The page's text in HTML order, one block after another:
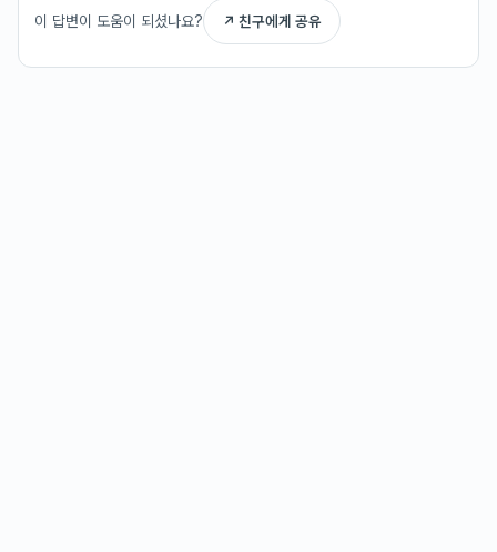
이 답변이 도움이 되셨나요? ↗ 친구에게 공유